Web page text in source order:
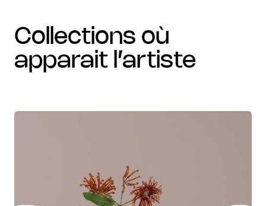
collections où
apparait l’artiste